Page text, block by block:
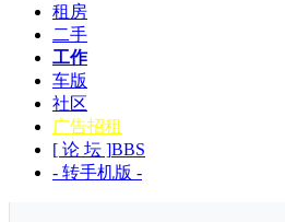
租房
二手
工作
车版
社区
广告招租
[ 论 坛 ]BBS
- 转手机版 -